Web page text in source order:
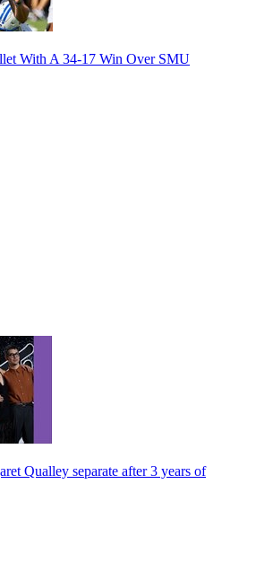
With A 34-17 Win Over SMU
Qualley separate after 3 years of